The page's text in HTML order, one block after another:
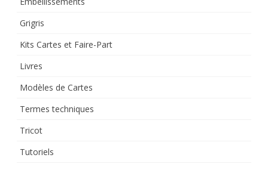
Grigris
Kits Cartes et Faire-Part
Livres
Modèles de Cartes
Termes techniques
Tricot
Tutoriels